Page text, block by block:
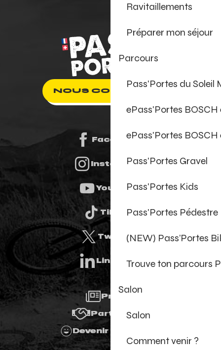
Ravitaillements
Préparer mon séjour
Parcours
Pass'Portes du Soleil
ePass'Portes
ePass'Portes
Pass'Portes Gravel
Pass'Portes Kids
Pass'Portes Pédestre
(NEW) Pass’Portes
Trouve ton parcours
Salon
Salon
Comment venir ?
NOUS CONTACTER
Facebook
Instagram
Youtube
Tiktok
Twitter
Linkedin
Presse
Partenaires
Devenir Bénévole